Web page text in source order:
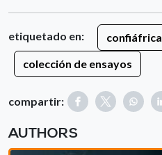
etiquetado en:
confiáfrica
colección de ensayos
compartir:
AUTHORS